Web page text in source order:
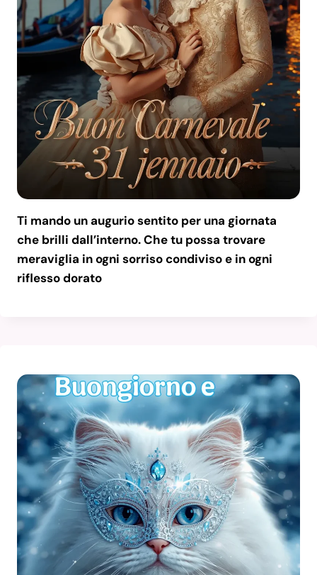
Ti mando un augurio sentito per una giornata
che brilli dall’interno. Che tu possa trovare
meraviglia in ogni sorriso condiviso e in ogni
riflesso dorato